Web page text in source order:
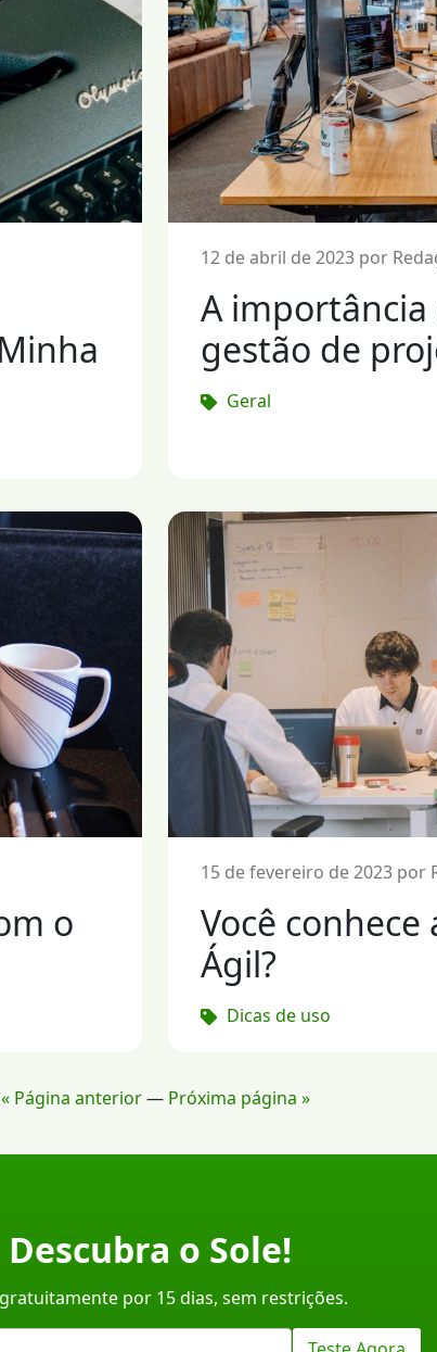
12 de abril de 2023 por
A
gestão de
Geral
o
15 de fevereiro de 2023 por
Você
Ágil?
Dicas de uso
« Página anterior— Próxima página »
Descubra o Sole!
por 15 dias, sem restrições.